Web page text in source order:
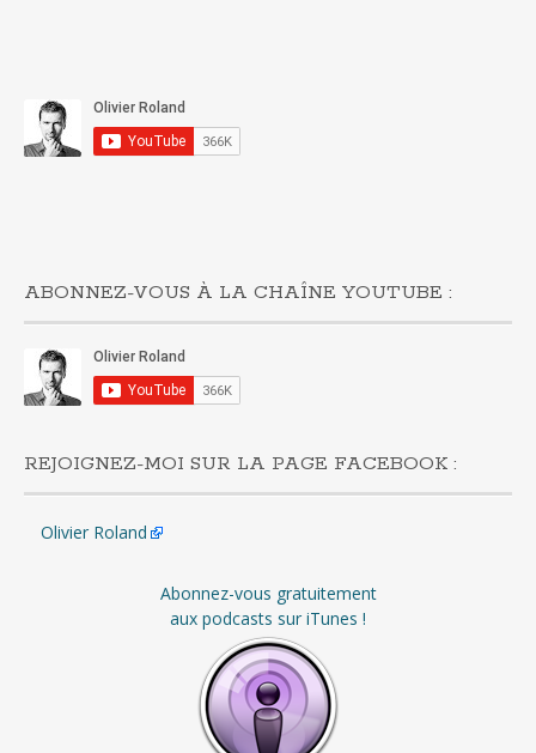
ABONNEZ-VOUS À LA CHAÎNE YOUTUBE :
REJOIGNEZ-MOI SUR LA PAGE FACEBOOK :
Olivier Roland
Abonnez-vous gratuitement
aux podcasts sur iTunes !